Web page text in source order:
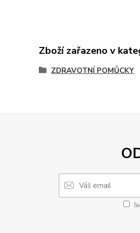
Zboží zařazeno v
ZDRAVOTNÍ POMŮCKY